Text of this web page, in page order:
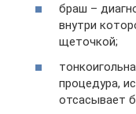
браш –
внутри
щеточкой;
процедура,
отсасывает